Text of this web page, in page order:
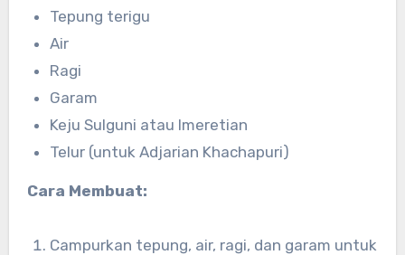
Tepung terigu
Air
Ragi
Garam
Keju Sulguni atau Imeretian
Telur (untuk Adjarian Khachapuri)
Cara Membuat:
Campurkan tepung, air, ragi, dan garam untuk